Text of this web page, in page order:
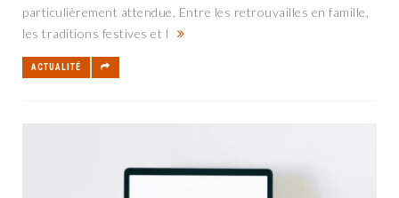
particulièrement attendue. Entre les retrouvailles en famille,
les traditions festives et l
ACTUALITÉ